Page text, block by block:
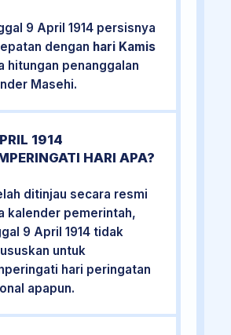
9 April 1914 persisnya
dengan hari Kamis
hitungan penanggalan
Masehi.
1914
HARI APA?
ditinjau secara resmi
kalender pemerintah,
9 April 1914 tidak
untuk
hari peringatan
apapun.